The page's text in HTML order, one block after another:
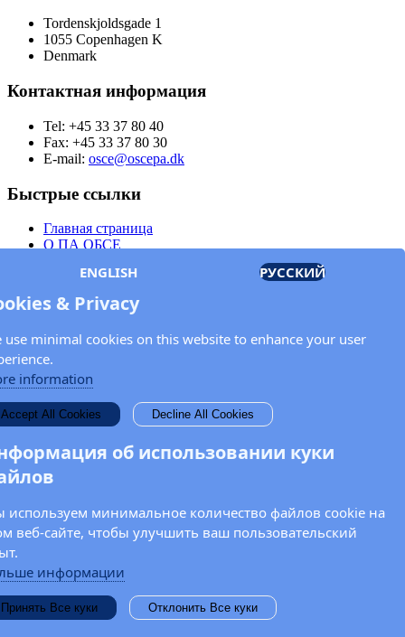
Tordenskjoldsgade 1
1055 Copenhagen K
Denmark
Контактная информация
Tel: +45 33 37 80 40
Fax: +45 33 37 80 30
E-mail: osce@oscepa.dk
Быстрые ссылки
Главная страница
О ПА ОБСЕ
Члены
Документы
OSCE.org
Контактная информация
Свяжитесь с Парламентской ассамблеей ОБСЕ
Введите Ваше имя и адрес электронной почты для получения
новостей и обновлений от ПА ОБСЕ.
ENGLISH РУССКИЙ
& Privacy
use minimal cookies on this website to enhance your user
information
Accept All Cookies Decline All Cookies
об использовании куки
минимальное количество файлов cookie на
веб-сайте, чтобы улучшить ваш пользовательский
информации
Принять Все куки Отклонить Все куки